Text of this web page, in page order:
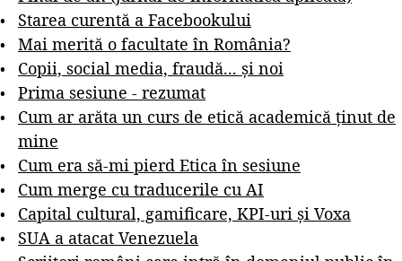
Starea curentă a Facebookului
Mai merită o facultate în România?
Copii, social media, fraudă... și noi
Prima sesiune - rezumat
Cum ar arăta un curs de etică academică ținut de
mine
Cum era să-mi pierd Etica în sesiune
Cum merge cu traducerile cu AI
Capital cultural, gamificare, KPI-uri și Voxa
SUA a atacat Venezuela